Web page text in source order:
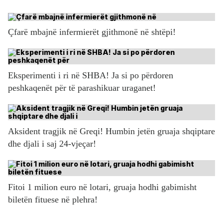
Çfarë mbajnë infermierët gjithmonë në shtëpi!
Eksperimenti i ri në SHBA! Ja si po përdoren
peshkaqenët për të parashikuar uraganet!
Aksident tragjik në Greqi! Humbin jetën gruaja shqiptare
dhe djali i saj 24-vjeçar!
Fitoi 1 milion euro në lotari, gruaja hodhi gabimisht
biletën fituese në plehra!